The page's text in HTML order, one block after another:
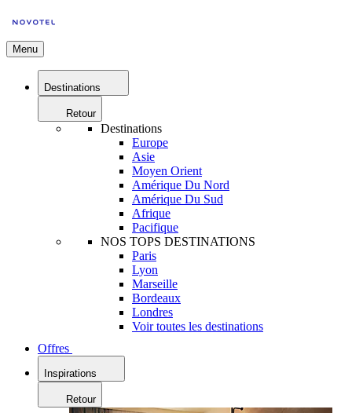
Menu
Destinations
Retour
Destinations
Europe
Asie
Moyen Orient
Amérique Du Nord
Amérique Du Sud
Afrique
Pacifique
NOS TOPS DESTINATIONS
Paris
Lyon
Marseille
Bordeaux
Londres
Voir toutes les destinations
Offres
Inspirations
Retour